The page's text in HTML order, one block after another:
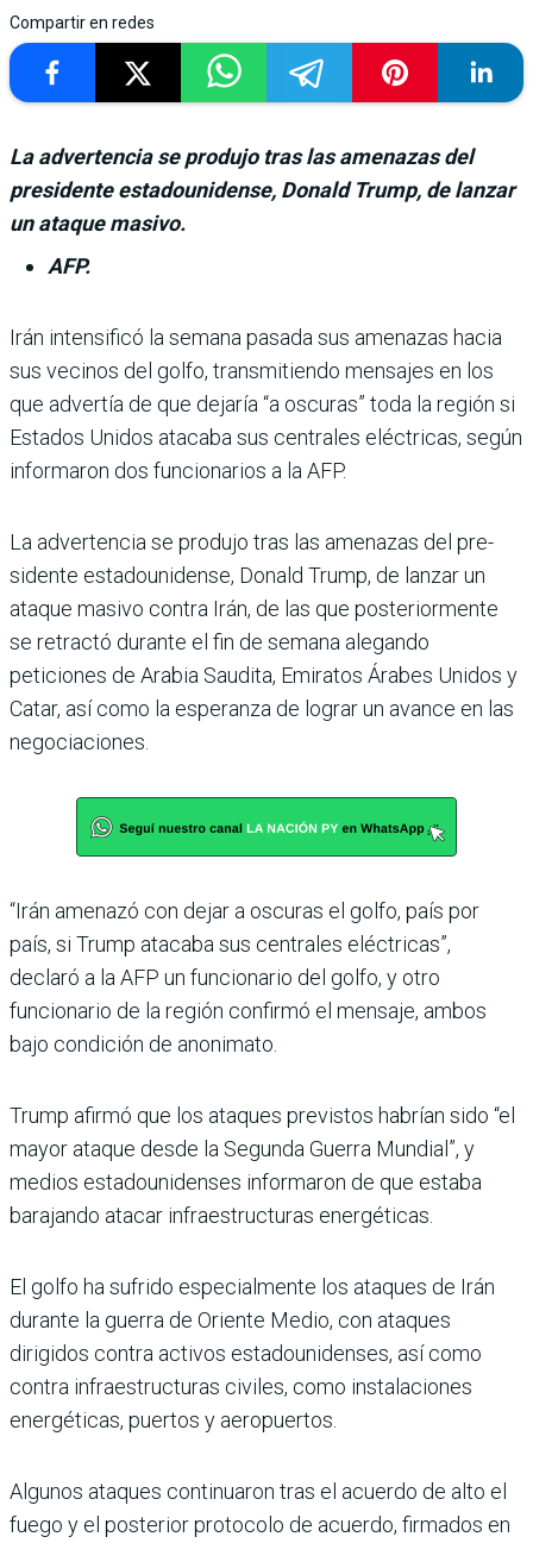
Compartir en redes
La advertencia se produjo tras las amenazas del
presidente estadounidense, Donald Trump, de lanzar
un ataque masivo.
AFP.
Irán intensificó la semana pasada sus amenazas hacia
sus vecinos del golfo, transmitiendo mensa­jes en los
que advertía de que dejaría “a oscuras” toda la región si
Estados Unidos ata­caba sus centrales eléctricas, según
informaron dos funcio­narios a la AFP.
La advertencia se produjo tras las amenazas del pre­
sidente estadounidense, Donald Trump, de lanzar un
ataque masivo contra Irán, de las que posteriormente
se retractó durante el fin de semana alegando
peticiones de Arabia Saudita, Emiratos Árabes Unidos y
Catar, así como la esperanza de lograr un avance en las
negociacio­nes.
“Irán amenazó con dejar a oscuras el golfo, país por
país, si Trump atacaba sus centrales eléctricas”,
declaró a la AFP un funcionario del golfo, y otro
funcionario de la región confirmó el men­saje, ambos
bajo condición de anonimato.
Trump afirmó que los ata­ques previstos habrían sido “el
mayor ataque desde la Segunda Guerra Mundial”, y
medios estadounidenses informaron de que estaba
barajando atacar infraestruc­turas energéticas.
El golfo ha sufrido especial­mente los ataques de Irán
durante la guerra de Oriente Medio, con ataques
dirigidos contra activos estadouniden­ses, así como
contra infraes­tructuras civiles, como insta­laciones
energéticas, puertos y aeropuertos.
Algunos ataques continua­ron tras el acuerdo de alto el
fuego y el posterior protocolo de acuerdo, firmados en